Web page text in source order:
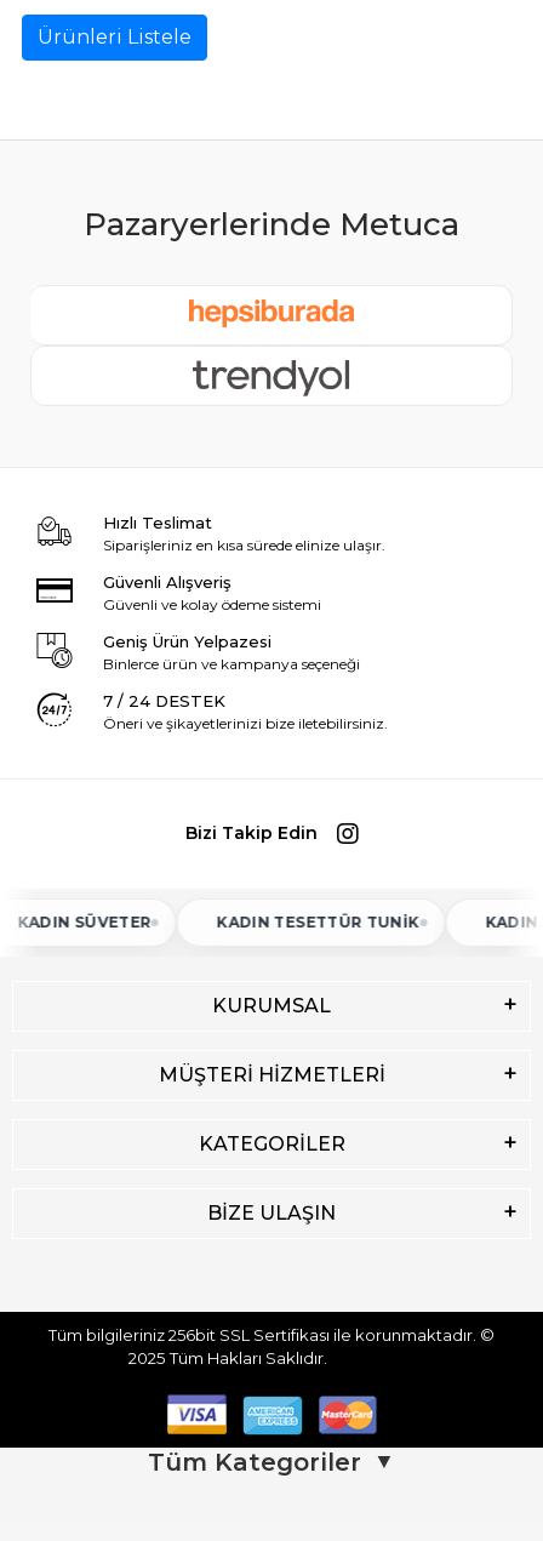
Ürünleri Listele
Hızlı Teslimat
Siparişleriniz en kısa sürede elinize ulaşır.
Güvenli Alışveriş
Güvenli ve kolay ödeme sistemi
Geniş Ürün Yelpazesi
Binlerce ürün ve kampanya seçeneği
7 / 24 DESTEK
Öneri ve şikayetlerinizi bize iletebilirsiniz.
Bizi Takip Edin
SÜVETER KADIN TESETTÜR TUNIK KADIN ATLET
KURUMSAL
MÜŞTERİ HİZMETLERİ
KATEGORİLER
BİZE ULAŞIN
Tüm bilgileriniz 256bit SSL Sertifikası ile korunmaktadır. ©
2025Tüm Hakları Saklıdır.
Tüm Kategoriler ▼